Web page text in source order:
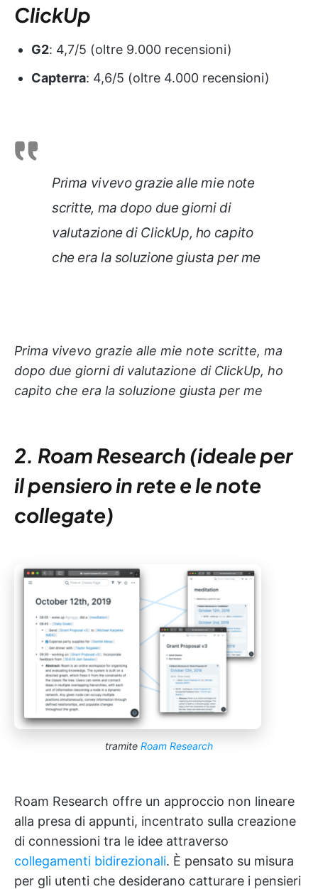
ClickUp
G2: 4,7/5 (oltre 9.000 recensioni)
Capterra: 4,6/5 (oltre 4.000 recensioni)
Prima vivevo grazie alle mie note
scritte, ma dopo due giorni di
valutazione di ClickUp, ho capito
che era la soluzione giusta per me
Prima vivevo grazie alle mie note scritte, ma
dopo due giorni di valutazione di ClickUp, ho
capito che era la soluzione giusta per me
2. Roam Research (ideale per
il pensiero in rete e le note
collegate)
tramite Roam Research
Roam Research offre un approccio non lineare
alla presa di appunti, incentrato sulla creazione
di connessioni tra le idee attraverso
collegamenti bidirezionali. È pensato su misura
per gli utenti che desiderano catturare i pensieri